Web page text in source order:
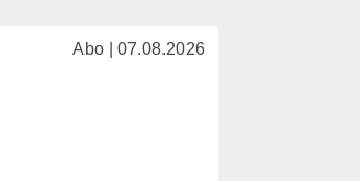
Abo | 07.08.2026